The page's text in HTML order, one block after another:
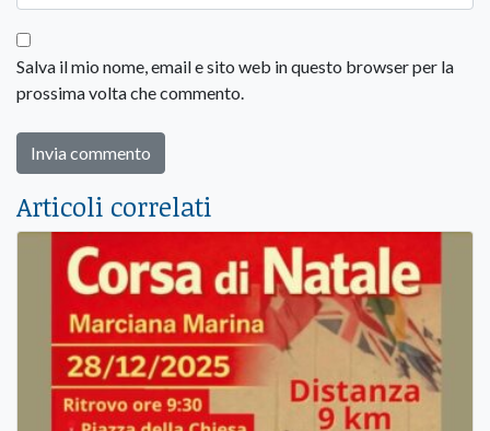
Salva il mio nome, email e sito web in questo browser per la
prossima volta che commento.
Articoli correlati